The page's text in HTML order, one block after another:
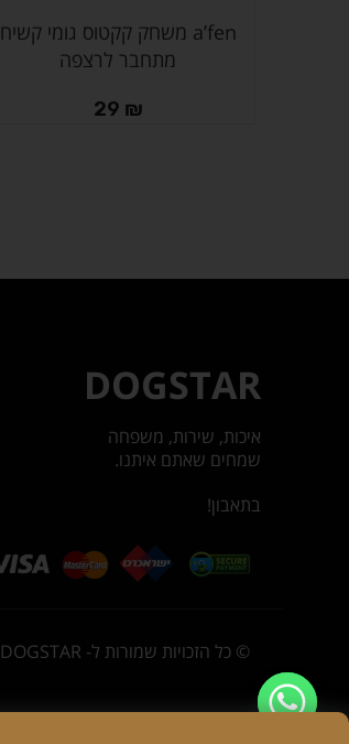
מידע נוסף a’fen משחק קקטוס גומי קשיח
מתחבר לרצפה
29 ₪
DOGSTAR
איכות, שירות, משפחה
שמחים שאתם איתנו.
בתאבון!
© כל הזכויות שמורות ל- DOGSTAR . אין לעתיק ללא רשות או להשתמש בתוכן או בתמונות באתר זה